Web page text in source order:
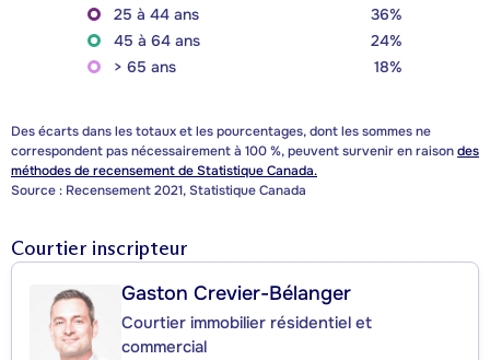
25 à 44 ans
36%
45 à 64 ans
24%
> 65 ans
18%
Des écarts dans les totaux et les pourcentages, dont les sommes ne
correspondent pas nécessairement à 100 %, peuvent survenir en raisondes
méthodes de recensement de Statistique Canada.
Source : Recensement 2021, Statistique Canada
Courtier inscripteur
Gaston Crevier-Bélanger
Courtier immobilier résidentiel et
commercial